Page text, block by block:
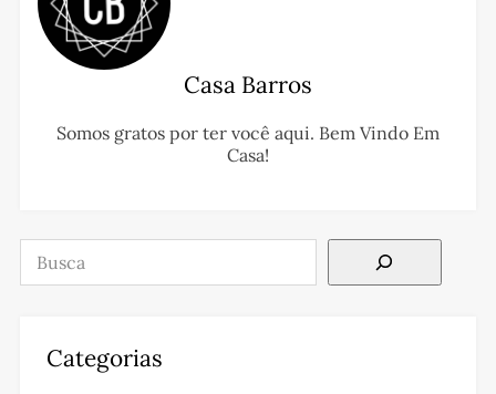
Casa Barros
Somos gratos por ter você aqui. Bem Vindo Em
Casa!
Pesquisar
Categorias